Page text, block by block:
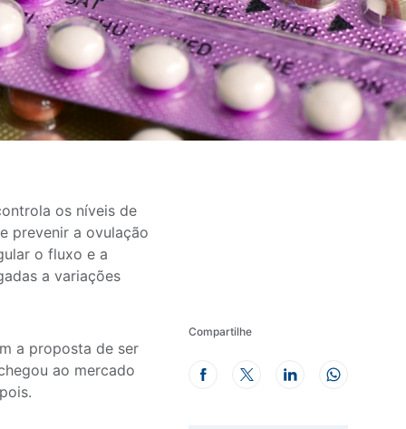
os níveis de
prevenir a ovulação
o fluxo e a
a variações
a proposta de ser
ao mercado
Compartilhe